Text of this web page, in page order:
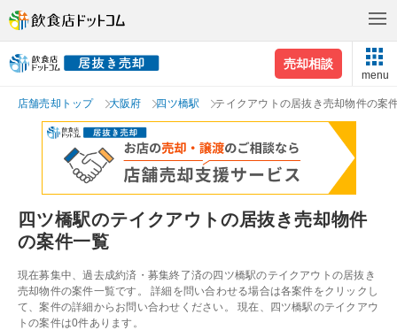
売却相談
menu
店舗売却トップ 大阪府 四ツ橋駅 テイクアウトの居抜き売却物件の案
四ツ橋駅のテイクアウトの居抜き売却物件
の案件一覧
現在募集中、過去成約済・募集終了済の四ツ橋駅のテイクアウトの居抜き
売却物件の案件一覧です。 詳細を問い合わせる場合は各案件をクリックし
て、案件の詳細からお問い合わせください。 現在、四ツ橋駅のテイクアウ
トの案件は0件あります。